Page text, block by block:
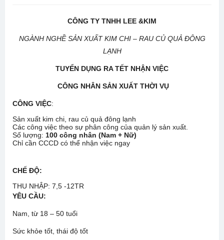
CÔNG TY TNHH LEE &KIM
NGÀNH NGHỀ SẢN XUẤT KIM CHI – RAU CỦ QUẢ ĐÔNG
LẠNH
TUYỂN DỤNG RA TẾT NHẬN VIỆC
CÔNG NHÂN SẢN XUẤT THỜI VỤ
CÔNG VIỆC:
Sản xuất kim chi, rau củ quả đông lạnh
Các công việc theo sự phân công của quản lý sản xuất.
Số lượng: 100 công nhân (Nam + Nữ)
Chỉ cần CCCD có thể nhận việc ngay
CHẾ ĐỘ:
THU NHẬP: 7,5 -12TR
YÊU CẦU:
Nam, từ 18 – 50 tuổi
Sức khỏe tốt, thái độ tốt